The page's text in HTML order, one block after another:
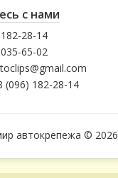
с нами
28-14
65-02
(096) 182-28-14
автокрепежа © 2026